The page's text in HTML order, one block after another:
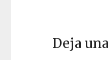
Deja